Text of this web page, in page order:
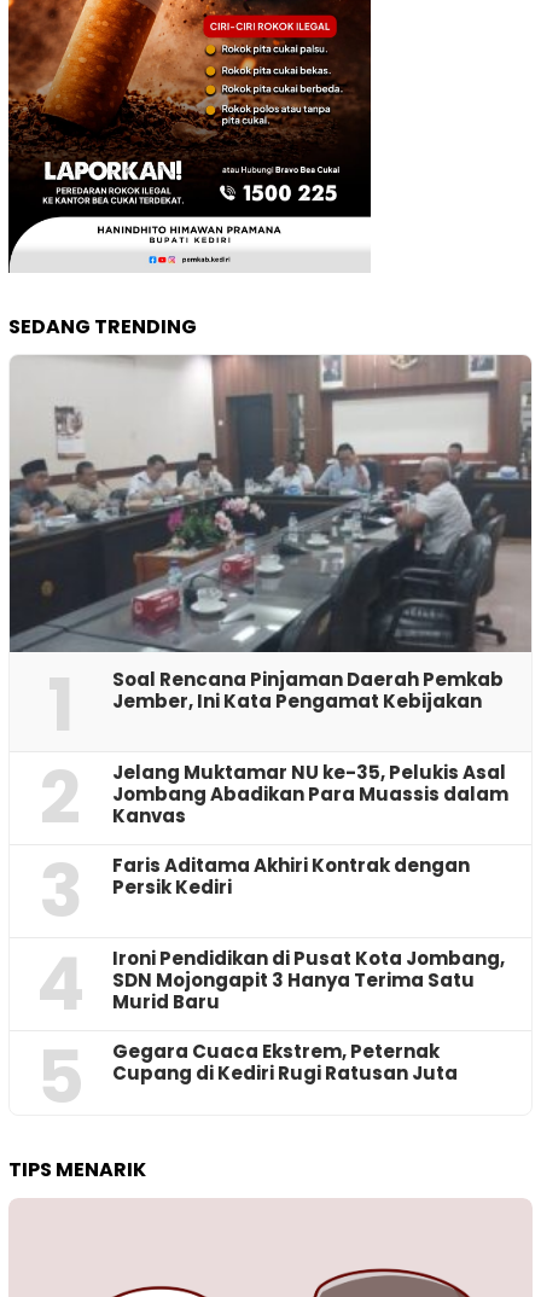
SEDANG TRENDING
1
‎Soal Rencana Pinjaman Daerah Pemkab
Jember, Ini Kata Pengamat Kebijakan ‎
2
Jelang Muktamar NU ke-35, Pelukis Asal
Jombang Abadikan Para Muassis dalam
Kanvas
3
Faris Aditama Akhiri Kontrak dengan
Persik Kediri
4
Ironi Pendidikan di Pusat Kota Jombang,
SDN Mojongapit 3 Hanya Terima Satu
Murid Baru
5
‎Gegara Cuaca Ekstrem, Peternak
Cupang di Kediri Rugi Ratusan Juta
TIPS MENARIK